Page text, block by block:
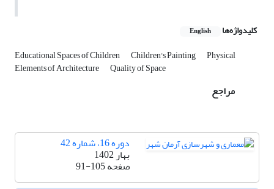
کلیدواژه‌ها English
Educational Spaces of Children Children's Painting Physical
Elements of Architecture Quality of Space
مراجع
دوره 16، شماره 42
بهار 1402
صفحه91-105